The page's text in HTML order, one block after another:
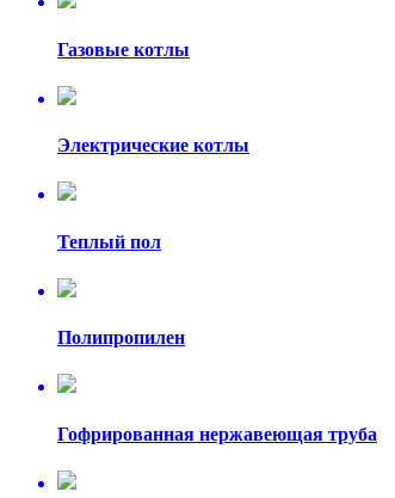
Газовые котлы
Электрические котлы
Теплый пол
Полипропилен
Гофрированная нержавеющая труба